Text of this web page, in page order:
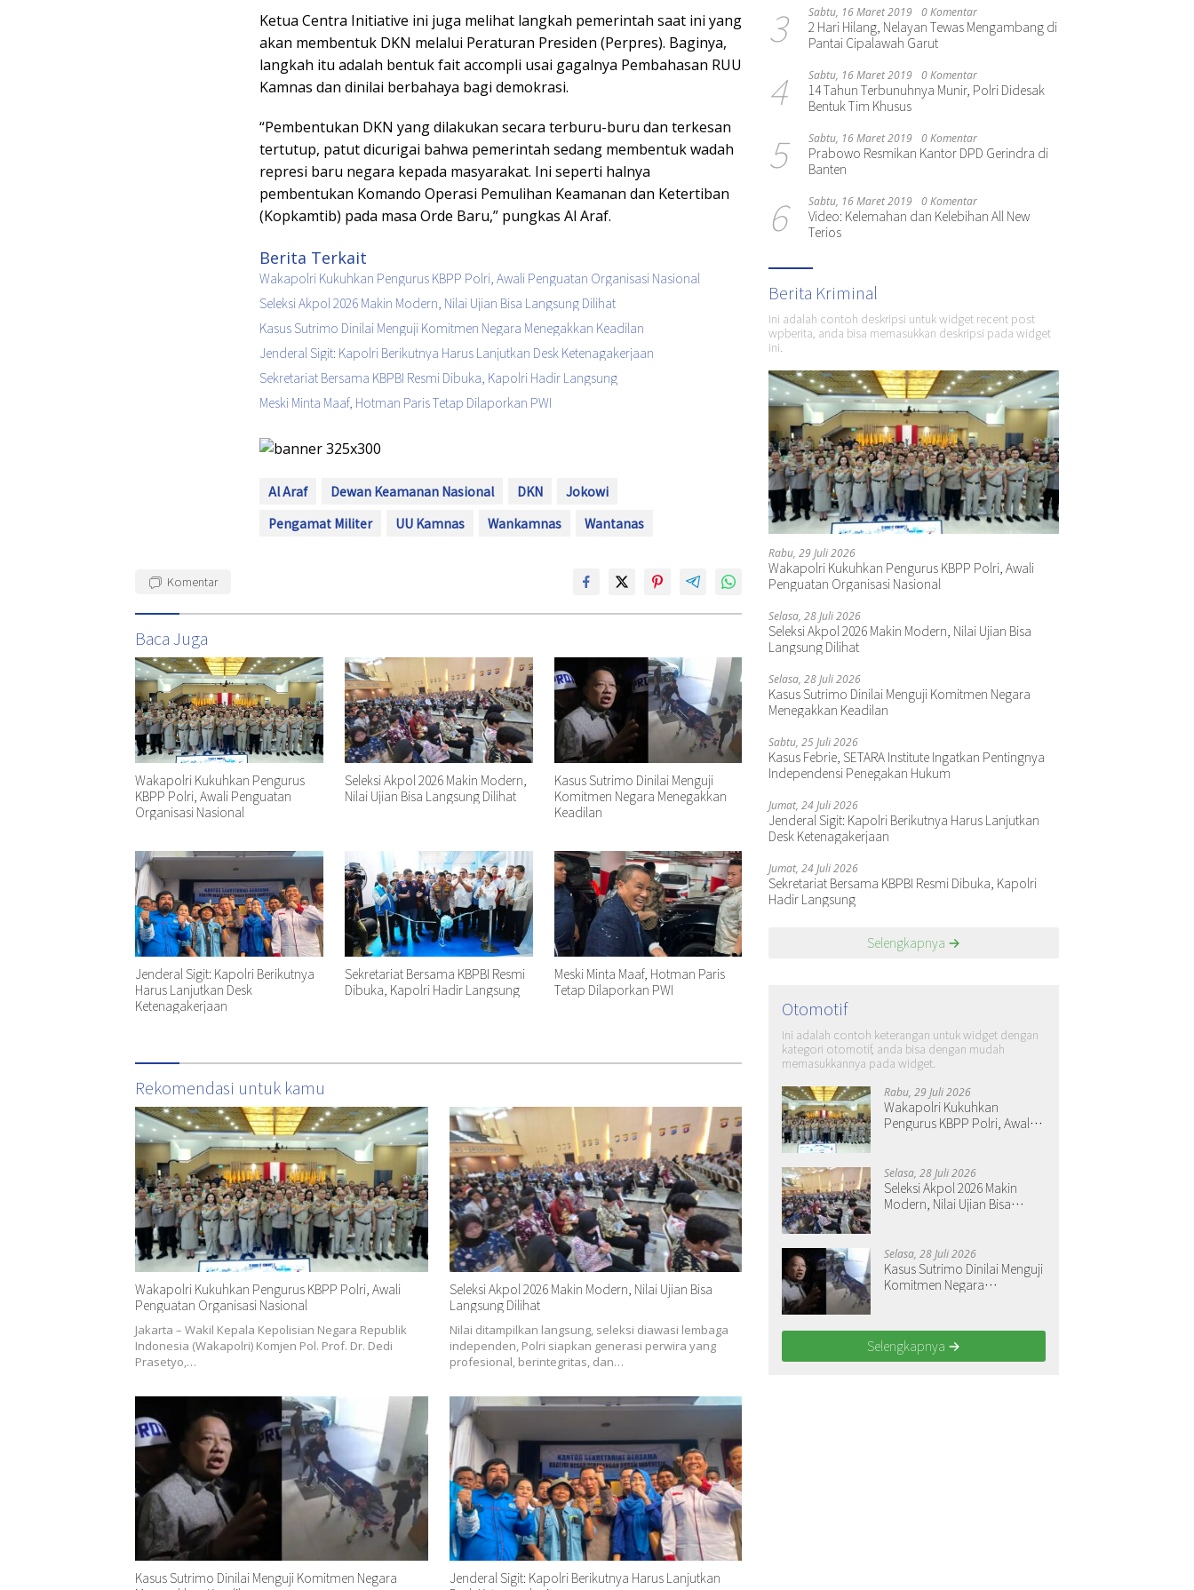
Ketua Centra Initiative ini juga melihat langkah pemerintah saat ini yang
akan membentuk DKN melalui Peraturan Presiden (Perpres). Baginya,
langkah itu adalah bentuk fait accompli usai gagalnya Pembahasan RUU
Kamnas dan dinilai berbahaya bagi demokrasi.
“Pembentukan DKN yang dilakukan secara terburu-buru dan terkesan
tertutup, patut dicurigai bahwa pemerintah sedang membentuk wadah
represi baru negara kepada masyarakat. Ini seperti halnya
pembentukan Komando Operasi Pemulihan Keamanan dan Ketertiban
(Kopkamtib) pada masa Orde Baru,” pungkas Al Araf.
Berita Terkait
Wakapolri Kukuhkan Pengurus KBPP Polri, Awali Penguatan Organisasi Nasional
Seleksi Akpol 2026 Makin Modern, Nilai Ujian Bisa Langsung Dilihat
Kasus Sutrimo Dinilai Menguji Komitmen Negara Menegakkan Keadilan
Jenderal Sigit: Kapolri Berikutnya Harus Lanjutkan Desk Ketenagakerjaan
Sekretariat Bersama KBPBI Resmi Dibuka, Kapolri Hadir Langsung
Meski Minta Maaf, Hotman Paris Tetap Dilaporkan PWI
Al Araf Dewan Keamanan Nasional DKN
Jokowi
Pengamat Militer
UU Kamnas Wankamnas Wantanas
Komentar
Baca Juga
Wakapolri Kukuhkan Pengurus
KBPP Polri, Awali Penguatan
Organisasi Nasional
Seleksi Akpol 2026 Makin Modern,
Nilai Ujian Bisa Langsung Dilihat
Kasus Sutrimo Dinilai Menguji
Komitmen Negara Menegakkan
Keadilan
Jenderal Sigit: Kapolri Berikutnya
Harus Lanjutkan Desk
Ketenagakerjaan
Sekretariat Bersama KBPBI Resmi
Dibuka, Kapolri Hadir Langsung
Meski Minta Maaf, Hotman Paris
Tetap Dilaporkan PWI
Rekomendasi untuk kamu
Wakapolri Kukuhkan Pengurus KBPP Polri, Awali
Penguatan Organisasi Nasional
Jakarta – Wakil Kepala Kepolisian Negara Republik
Indonesia (Wakapolri) Komjen Pol. Prof. Dr. Dedi
Prasetyo,…
Seleksi Akpol 2026 Makin Modern, Nilai Ujian Bisa
Langsung Dilihat
Nilai ditampilkan langsung, seleksi diawasi lembaga
independen, Polri siapkan generasi perwira yang
profesional, berintegritas, dan…
Kasus Sutrimo Dinilai Menguji Komitmen Negara
Jenderal Sigit: Kapolri Berikutnya Harus Lanjutkan
3 Sabtu, 16 Maret 2019 0 Komentar
2 Hari Hilang, Nelayan Tewas Mengambang di
Pantai Cipalawah Garut
4 Sabtu, 16 Maret 2019 0 Komentar
14 Tahun Terbunuhnya Munir, Polri Didesak
Bentuk Tim Khusus
5 Sabtu, 16 Maret 2019 0 Komentar
Prabowo Resmikan Kantor DPD Gerindra di
Banten
6 Sabtu, 16 Maret 2019 0 Komentar
Video: Kelemahan dan Kelebihan All New
Terios
Berita Kriminal
Ini adalah contoh deskripsi untuk widget recent post
wpberita, anda bisa memasukkan deskripsi pada widget
ini.
Rabu, 29 Juli 2026
Wakapolri Kukuhkan Pengurus KBPP Polri, Awali
Penguatan Organisasi Nasional
Selasa, 28 Juli 2026
Seleksi Akpol 2026 Makin Modern, Nilai Ujian Bisa
Langsung Dilihat
Selasa, 28 Juli 2026
Kasus Sutrimo Dinilai Menguji Komitmen Negara
Menegakkan Keadilan
Sabtu, 25 Juli 2026
Kasus Febrie, SETARA Institute Ingatkan Pentingnya
Independensi Penegakan Hukum
Jumat, 24 Juli 2026
Jenderal Sigit: Kapolri Berikutnya Harus Lanjutkan
Desk Ketenagakerjaan
Jumat, 24 Juli 2026
Sekretariat Bersama KBPBI Resmi Dibuka, Kapolri
Hadir Langsung
Selengkapnya
Otomotif
Ini adalah contoh keterangan untuk widget dengan
kategori otomotif, anda bisa dengan mudah
memasukkannya pada widget.
Rabu, 29 Juli 2026
Wakapolri Kukuhkan
Pengurus KBPP Polri, Awali
Selasa, 28 Juli 2026
Seleksi Akpol 2026 Makin
Modern, Nilai Ujian Bisa
Selasa, 28 Juli 2026
Kasus Sutrimo Dinilai Menguji
Komitmen Negara
Selengkapnya